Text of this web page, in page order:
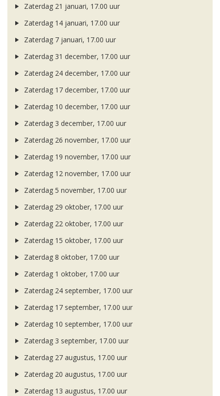
Zaterdag 21 januari, 17.00 uur
Zaterdag 14 januari, 17.00 uur
Zaterdag 7 januari, 17.00 uur
Zaterdag 31 december, 17.00 uur
Zaterdag 24 december, 17.00 uur
Zaterdag 17 december, 17.00 uur
Zaterdag 10 december, 17.00 uur
Zaterdag 3 december, 17.00 uur
Zaterdag 26 november, 17.00 uur
Zaterdag 19 november, 17.00 uur
Zaterdag 12 november, 17.00 uur
Zaterdag 5 november, 17.00 uur
Zaterdag 29 oktober, 17.00 uur
Zaterdag 22 oktober, 17.00 uur
Zaterdag 15 oktober, 17.00 uur
Zaterdag 8 oktober, 17.00 uur
Zaterdag 1 oktober, 17.00 uur
Zaterdag 24 september, 17.00 uur
Zaterdag 17 september, 17.00 uur
Zaterdag 10 september, 17.00 uur
Zaterdag 3 september, 17.00 uur
Zaterdag 27 augustus, 17.00 uur
Zaterdag 20 augustus, 17.00 uur
Zaterdag 13 augustus, 17.00 uur